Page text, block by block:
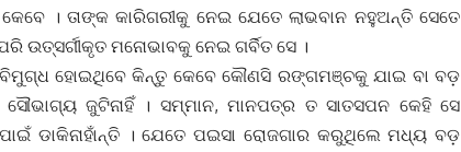
। ତାଙ୍କ କାରିଗରୀକୁ ନେଇ ଯେତେ ଲାଭବାନ ନହୁଅନ୍ତି ସେତେ
ଉତ୍ସର୍ଗୀକୃତ ମନୋଭାବକୁ ନେଇ ଗର୍ବିତ ସେ ।
ବିମୁଗ୍ଧ ହୋଇଥିବେ କିନ୍ତୁ କେବେ କୌଣସି ରଙ୍ଗମଞ୍ଚକୁ ଯାଇ ବା ବଡ଼
ଜୁଟିନାହିଁ । ସମ୍ମାନ, ମାନପତ୍ର ତ ସାତସପନ କେହି ସେ
ଡାକିନାହାଁନ୍ତି । ଯେତେ ପଇସା ରୋଜଗାର କରୁଥିଲେ ମଧ୍ୟ ବଡ଼